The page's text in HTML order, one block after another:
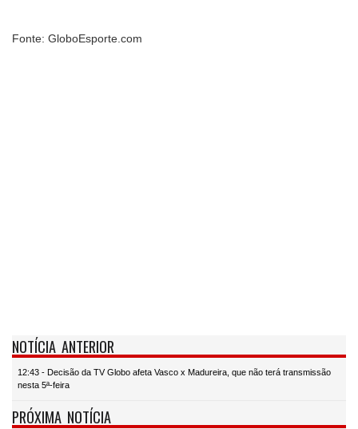
Fonte: GloboEsporte.com
NOTÍCIA ANTERIOR
12:43 - Decisão da TV Globo afeta Vasco x Madureira, que não terá transmissão
nesta 5ª-feira
PRÓXIMA NOTÍCIA